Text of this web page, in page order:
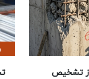
تشخیص